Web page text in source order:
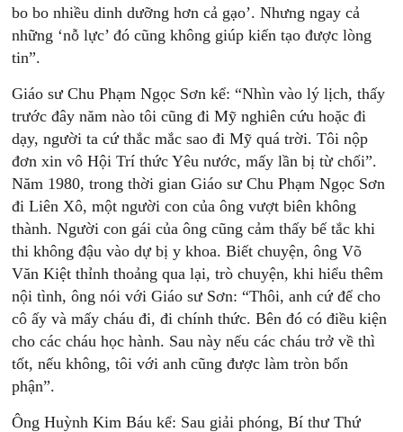
bo bo nhiều dinh dưỡng hơn cả gạo’. Nhưng ngay cả
những ‘nỗ lực’ đó cũng không giúp kiến tạo được lòng
tin”.
Giáo sư Chu Phạm Ngọc Sơn kể: “Nhìn vào lý lịch, thấy
trước đây năm nào tôi cũng đi Mỹ nghiên cứu hoặc đi
dạy, người ta cứ thắc mắc sao đi Mỹ quá trời. Tôi nộp
đơn xin vô Hội Trí thức Yêu nước, mấy lần bị từ chối”.
Năm 1980, trong thời gian Giáo sư Chu Phạm Ngọc Sơn
đi Liên Xô, một người con của ông vượt biên không
thành. Người con gái của ông cũng cảm thấy bế tắc khi
thi không đậu vào dự bị y khoa. Biết chuyện, ông Võ
Văn Kiệt thỉnh thoảng qua lại, trò chuyện, khi hiểu thêm
nội tình, ông nói với Giáo sư Sơn: “Thôi, anh cứ để cho
cô ấy và mấy cháu đi, đi chính thức. Bên đó có điều kiện
cho các cháu học hành. Sau này nếu các cháu trở về thì
tốt, nếu không, tôi với anh cũng được làm tròn bổn
phận”.
Ông Huỳnh Kim Báu kể: Sau giải phóng, Bí thư Thứ